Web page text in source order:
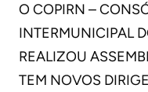
O COPIRN –
INTERMUNICIPAL
REALIZOU
TEM NOVOS